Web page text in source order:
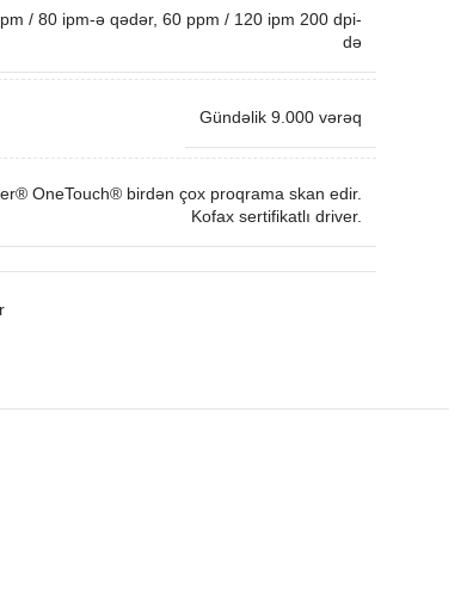
/ 80 ipm-ə qədər, 60 ppm / 120 ipm 200 dpi-
də
Gündəlik 9.000 vərəq
OneTouch® birdən çox proqrama skan edir.
Kofax sertifikatlı driver.